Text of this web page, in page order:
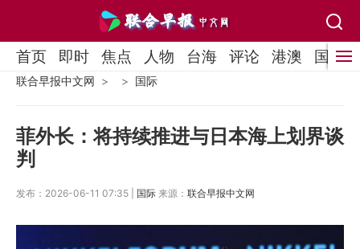
首页 即时 焦点 人物 台海 评论 港澳 国际
联合早报中文网 国际
菲外长：将持续推进与日本海上划界谈
判
发布：2026-06-11 07:35 | 国际 来源： 联合早报中文网